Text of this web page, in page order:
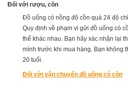
Đối với rượu, cồn
Đồ uống có nồng độ cồn quá 24 độ
Quy định về phạm vi gửi đồ uống có
thể khác nhau. Bạn hãy xác nhận lại
mình trước khi mua hàng. Bạn không
20 tuổi.
Đối với vận chuyển đồ uống có cồn